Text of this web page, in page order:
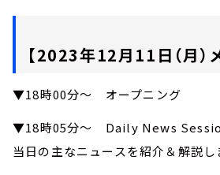
【2023年12月11日（月）
▼18時00分～ オープニング
▼18時05分～ Daily News
当日の主なニュースを紹介＆解説し